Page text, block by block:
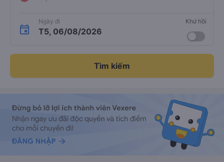
Ngày đi
T5, 06/08/2026
Khứ hồi
Tìm kiếm